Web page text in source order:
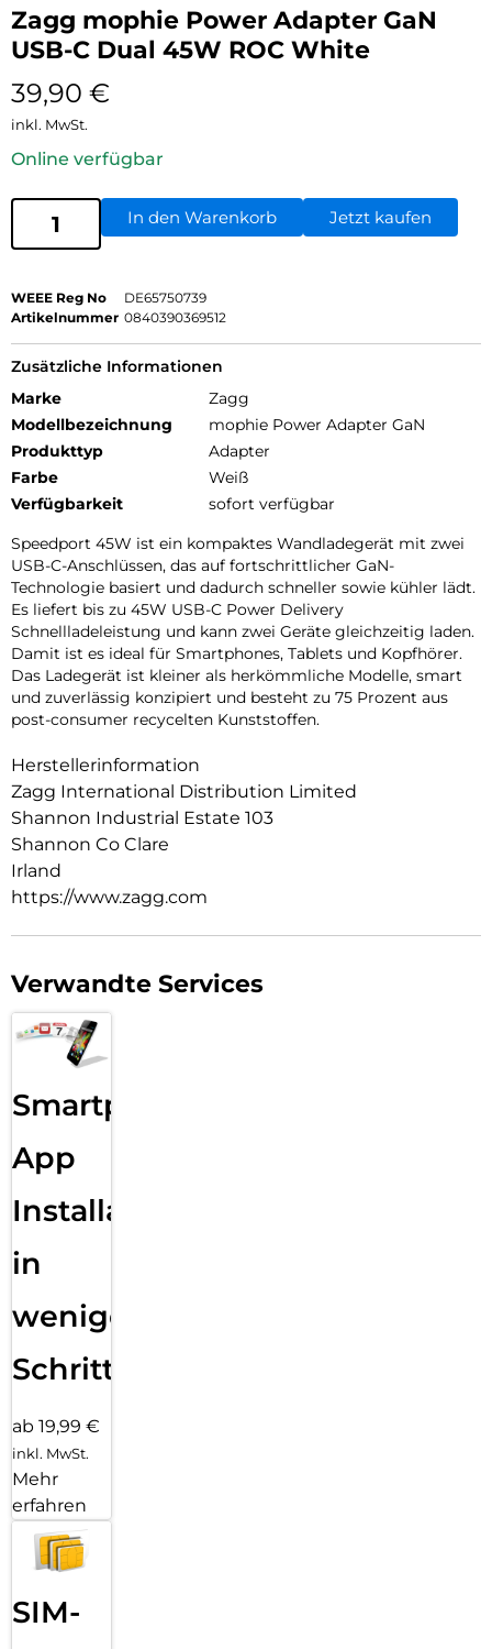
Zagg mophie Power Adapter GaN
USB-C Dual 45W ROC White
39,90 €
inkl. MwSt.
Online verfügbar
In den Warenkorb Jetzt kaufen
WEEE Reg No
DE65750739
Artikelnummer 0840390369512
Zusätzliche Informationen
Marke
Zagg
Modellbezeichnung
mophie Power Adapter GaN
Produkttyp
Adapter
Farbe
Weiß
Verfügbarkeit
sofort verfügbar
Speedport 45W ist ein kompaktes Wandladegerät mit zwei
USB-C-Anschlüssen, das auf fortschrittlicher GaN-
Technologie basiert und dadurch schneller sowie kühler lädt.
Es liefert bis zu 45W USB-C Power Delivery
Schnellladeleistung und kann zwei Geräte gleichzeitig laden.
Damit ist es ideal für Smartphones, Tablets und Kopfhörer.
Das Ladegerät ist kleiner als herkömmliche Modelle, smart
und zuverlässig konzipiert und besteht zu 75 Prozent aus
post-consumer recycelten Kunststoffen.
Herstellerinformation
Zagg International Distribution Limited
Shannon Industrial Estate 103
Shannon Co Clare
Irland
https://www.zagg.com
Verwandte Services
Smartphone
App
Installation
in
wenigen
Schritten
ab 19,99 €
inkl. MwSt.
Mehr
erfahren
SIM-